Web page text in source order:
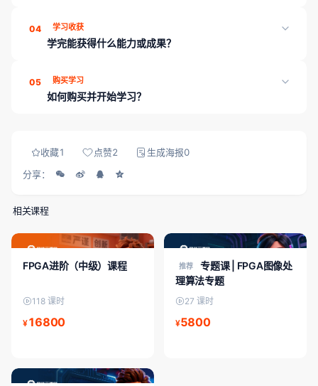
方式，再决定是否购买。
04 学习收获
学完能获得什么能力或成果？
资料；学习进度云端同步；支持免费试看精选课时。平台另提供章
节测评、工程师工具箱与就业内推，帮助能力可证、对接岗位。
05 购买学习
如何购买并开始学习？
收藏1 点赞2 生成海报0
分享：
相关课程
FPGA进阶/中级
FPGA进阶（中级）课程
118 课时
¥16800
推荐
专题课 | FPGA图像处
理算法专题
27 课时
¥5800
FPGA专题课